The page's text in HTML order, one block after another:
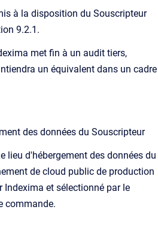
à la disposition du Souscripteur
9.2.1.
met fin à un audit tiers,
un équivalent dans un cadre
des données du Souscripteur
lieu d'hébergement des données du
de cloud public de production
Indexima et sélectionné par le
commande.